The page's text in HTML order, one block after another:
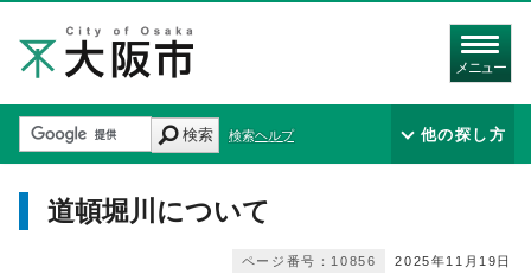
メニュー
検索 検索ヘルプ 他の探し方
道頓堀川について
2025年11月19日
ページ番号：10856